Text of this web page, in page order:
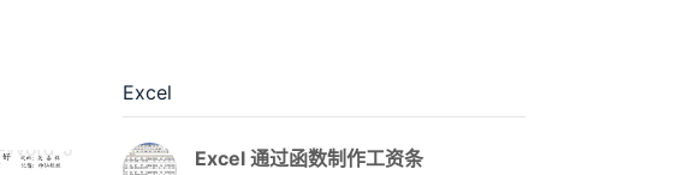
Excel
Excel 通过函数制作工资条